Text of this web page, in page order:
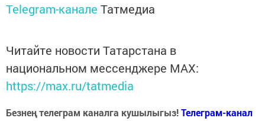
Telegram-канале Татмедиа
Читайте новости Татарстана в
национальном мессенджере MАХ:
https://max.ru/tatmedia
Безнең телеграм каналга кушылыгыз!Телеграм-канал